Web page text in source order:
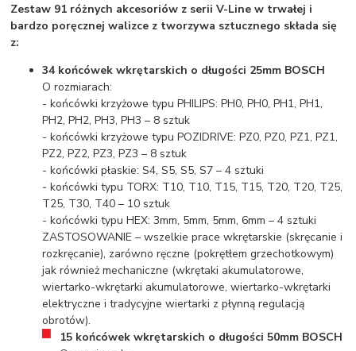
Zestaw 91 różnych akcesoriów z serii V-Line w trwałej i
bardzo poręcznej walizce z tworzywa sztucznego składa się
z:
34 końcówek wkrętarskich o długości 25mm BOSCH
O rozmiarach:
- końcówki krzyżowe typu PHILIPS: PH0,PH0,PH1,PH1,
PH2, PH2, PH3, PH3– 8 sztuk
- końcówki krzyżowe typu POZIDRIVE: PZ0,PZ0,PZ1,PZ1,
PZ2, PZ2, PZ3,PZ3 – 8 sztuk
- końcówki płaskie: S4, S5, S5, S7 – 4 sztuki
- końcówki typu TORX: T10, T10, T15, T15, T20, T20, T25,
T25, T30, T40 – 10 sztuk
- końcówki typu HEX: 3mm, 5mm, 5mm,6mm – 4 sztuki
ZASTOSOWANIE – wszelkie prace wkrętarskie (skręcanie i
rozkręcanie), zarówno ręczne (pokrętłem grzechotkowym)
jak również mechaniczne (wkrętaki akumulatorowe,
wiertarko-wkrętarki akumulatorowe, wiertarko-wkrętarki
elektryczne i tradycyjne wiertarki z płynną regulacją
obrotów).
15 końcówek wkrętarskich o długości 50mm BOSCH